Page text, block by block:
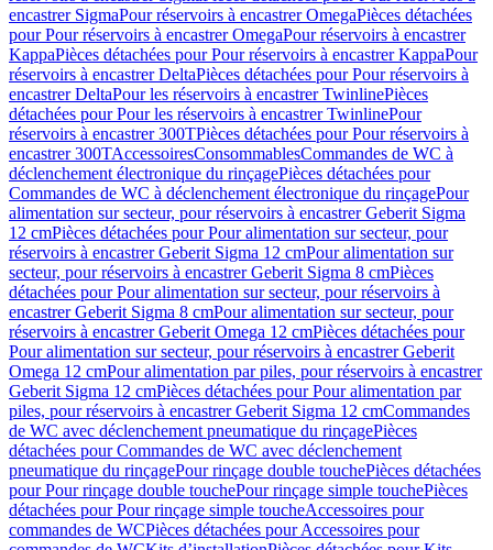
encastrer SigmaPour réservoirs à encastrer OmegaPièces détachées
pour Pour réservoirs à encastrer OmegaPour réservoirs à encastrer
KappaPièces détachées pour Pour réservoirs à encastrer KappaPour
réservoirs à encastrer DeltaPièces détachées pour Pour réservoirs à
encastrer DeltaPour les réservoirs à encastrer TwinlinePièces
détachées pour Pour les réservoirs à encastrer TwinlinePour
réservoirs à encastrer 300TPièces détachées pour Pour réservoirs à
encastrer 300TAccessoiresConsommablesCommandes de WC à
déclenchement électronique du rinçagePièces détachées pour
Commandes de WC à déclenchement électronique du rinçagePour
alimentation sur secteur, pour réservoirs à encastrer Geberit Sigma
12 cmPièces détachées pour Pour alimentation sur secteur, pour
réservoirs à encastrer Geberit Sigma 12 cmPour alimentation sur
secteur, pour réservoirs à encastrer Geberit Sigma 8 cmPièces
détachées pour Pour alimentation sur secteur, pour réservoirs à
encastrer Geberit Sigma 8 cmPour alimentation sur secteur, pour
réservoirs à encastrer Geberit Omega 12 cmPièces détachées pour
Pour alimentation sur secteur, pour réservoirs à encastrer Geberit
Omega 12 cmPour alimentation par piles, pour réservoirs à encastrer
Geberit Sigma 12 cmPièces détachées pour Pour alimentation par
piles, pour réservoirs à encastrer Geberit Sigma 12 cmCommandes
de WC avec déclenchement pneumatique du rinçagePièces
détachées pour Commandes de WC avec déclenchement
pneumatique du rinçagePour rinçage double touchePièces détachées
pour Pour rinçage double touchePour rinçage simple touchePièces
détachées pour Pour rinçage simple toucheAccessoires pour
commandes de WCPièces détachées pour Accessoires pour